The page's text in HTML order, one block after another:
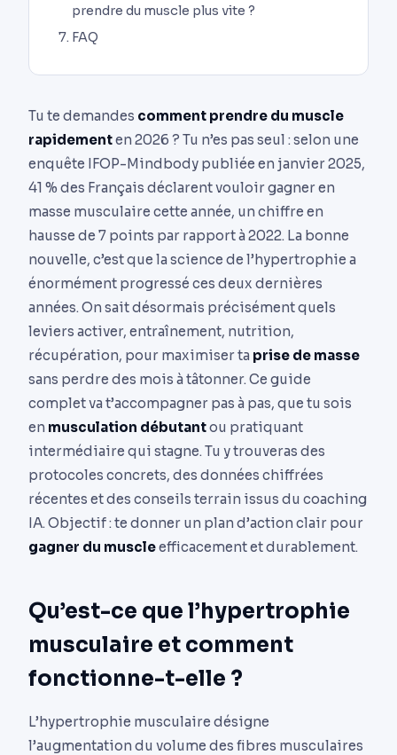
prendre du muscle plus vite ?
FAQ
Tu te demandes comment prendre du muscle
rapidementen 2026 ? Tu n’es pas seul : selon une
enquête IFOP-Mindbody publiée en janvier 2025,
41 % des Français déclarent vouloir gagner en
masse musculaire cette année, un chiffre en
hausse de 7 points par rapport à 2022. La bonne
nouvelle, c’est que la science de l’hypertrophie a
énormément progressé ces deux dernières
années. On sait désormais précisément quels
leviers activer, entraînement, nutrition,
récupération, pour maximiser ta prise de masse
sans perdre des mois à tâtonner. Ce guide
complet va t’accompagner pas à pas, que tu sois
en musculation débutantou pratiquant
intermédiaire qui stagne. Tu y trouveras des
protocoles concrets, des données chiffrées
récentes et des conseils terrain issus du coaching
IA. Objectif : te donner un plan d’action clair pour
gagner du muscleefficacement et durablement.
Qu’est-ce que l’hypertrophie
musculaire et comment
fonctionne-t-elle ?
L’hypertrophie musculaire désigne
l’augmentation du volume des fibres musculaires